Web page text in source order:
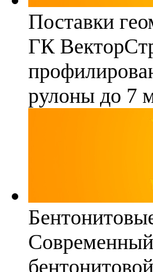
Поставки
ГК
рулоны до 7